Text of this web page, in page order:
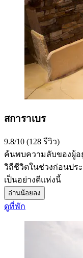
สการาเบร
9.8/10 (128 รีวิว)
ค้นพบความลับของผู้อ
วิถีชีวิตในช่วงก่อนป
เป็นอย่างดีแห่งนี้
อ่านน้อยลง
ดูที่พัก